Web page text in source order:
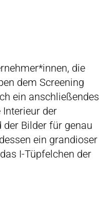
die
dem Screening
ein anschließendes
der
Bilder für genau
ein grandioser
I-Tüpfelchen der